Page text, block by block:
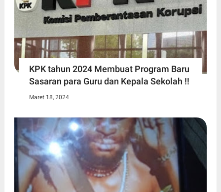
KPK tahun 2024 Membuat Program Baru
Sasaran para Guru dan Kepala Sekolah !!
Maret 18, 2024